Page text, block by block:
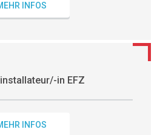
INFOS
in EFZ
INFOS